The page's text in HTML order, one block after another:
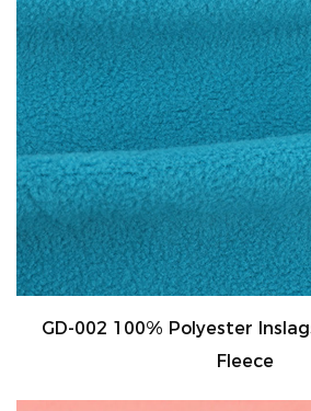
GD-002 100% Polyester
Fleece